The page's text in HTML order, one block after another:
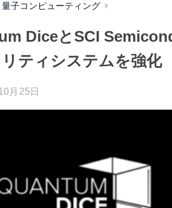
量子コンピューティング
DiceとSCI
ティシステムを強化
月25日